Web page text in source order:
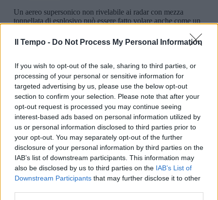
Il Tempo - Do Not Process My Personal Information
If you wish to opt-out of the sale, sharing to third parties, or
processing of your personal or sensitive information for
targeted advertising by us, please use the below opt-out
section to confirm your selection. Please note that after your
opt-out request is processed you may continue seeing
interest-based ads based on personal information utilized by
us or personal information disclosed to third parties prior to
your opt-out. You may separately opt-out of the further
disclosure of your personal information by third parties on the
IAB’s list of downstream participants. This information may
also be disclosed by us to third parties on the IAB’s List of
Downstream Participants that may further disclose it to other